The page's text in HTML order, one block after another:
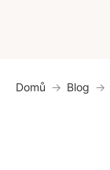
Domů Blog